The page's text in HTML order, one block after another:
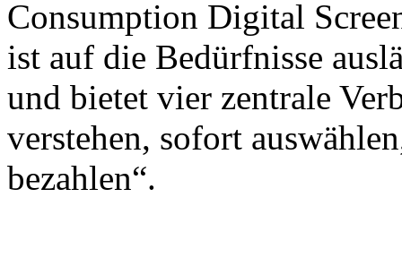
Consumption Digital
ist auf die Bedürfnisse
und bietet vier zentrale
verstehen, sofort
bezahlen“.